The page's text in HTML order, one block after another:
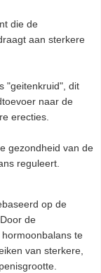
die de
aan sterkere
"geitenkruid", dit
naar de
erecties.
gezondheid van de
reguleert.
op de
de
te
van sterkere,